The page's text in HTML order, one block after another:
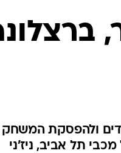
פוקר
כתבו לנו
ולהפסקת המשחק
תל אביב, ניז'ני